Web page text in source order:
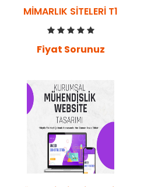
MIMARLIK SITELERI T1
Fiyat Sorunuz